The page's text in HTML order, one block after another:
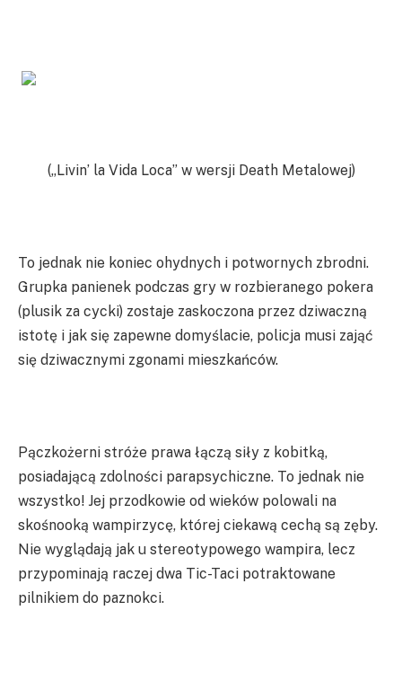
(„Livin’ la Vida Loca” w wersji Death Metalowej)
To jednak nie koniec ohydnych i potwornych zbrodni.
Grupka panienek podczas gry w rozbieranego pokera
(plusik za cycki) zostaje zaskoczona przez dziwaczną
istotę i jak się zapewne domyślacie, policja musi zająć
się dziwacznymi zgonami mieszkańców.
Pączkożerni stróże prawa łączą siły z kobitką,
posiadającą zdolności parapsychiczne. To jednak nie
wszystko! Jej przodkowie od wieków polowali na
skośnooką wampirzycę, której ciekawą cechą są zęby.
Nie wyglądają jak u stereotypowego wampira, lecz
przypominają raczej dwa Tic-Taci potraktowane
pilnikiem do paznokci.